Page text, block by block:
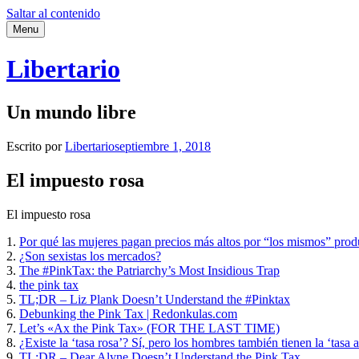
Saltar al contenido
Menu
Libertario
Un mundo libre
Escrito porLibertarioseptiembre 1, 2018
El impuesto rosa
El impuesto rosa
1. Por qué las mujeres pagan precios más altos por “los mismos”
2. ¿Son sexistas los mercados?
3. The #PinkTax: the Patriarchy’s Most Insidious Trap
4. the pink tax
5. TL;DR – Liz Plank Doesn’t Understand the #Pinktax
6. Debunking the Pink Tax | Redonkulas.com
7. Let’s «Ax the Pink Tax» (FOR THE LAST TIME)
8. ¿Existe la ‘tasa rosa’? Sí, pero los hombres también tienen la ‘tasa